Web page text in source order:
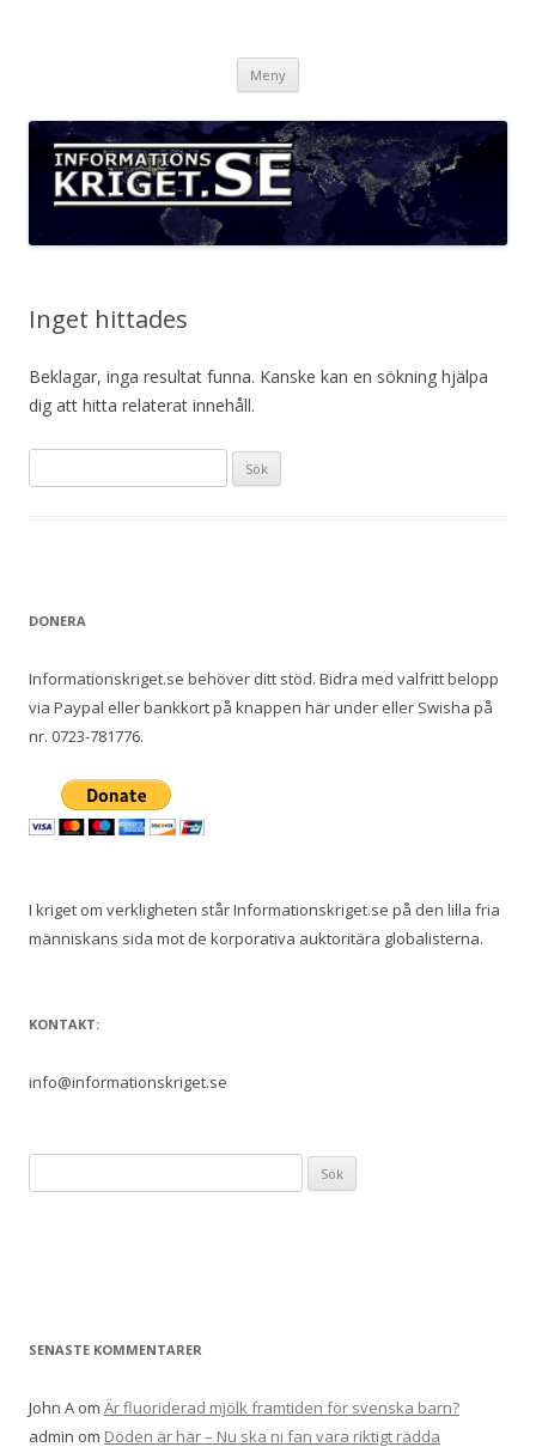
Meny
Inget hittades
Beklagar, inga resultat funna. Kanske kan en sökning hjälpa
dig att hitta relaterat innehåll.
efter:
DONERA
Informationskriget.se behöver ditt stöd. Bidra med valfritt belopp
via Paypal eller bankkort på knappen här under eller Swisha på
nr. 0723-781776.
I kriget om verkligheten står Informationskriget.se på den lilla fria
människans sida mot de korporativa auktoritära globalisterna.
KONTAKT:
info@informationskriget.se
efter:
SENASTE KOMMENTARER
John A om Är fluoriderad mjölk framtiden för svenska barn?
admin om Döden är här – Nu ska ni fan vara riktigt rädda